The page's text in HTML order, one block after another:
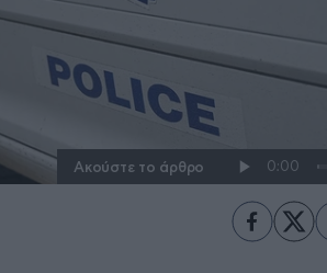
Ακούστε το άρθρο